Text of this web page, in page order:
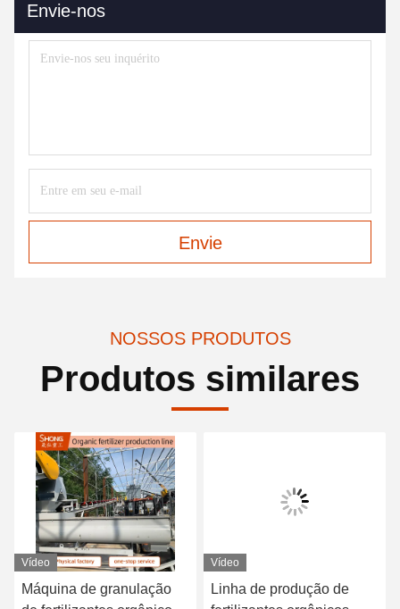
Envie-nos
Envie
NOSSOS PRODUTOS
Produtos similares
Vídeo
Máquina de granulação
Vídeo
Linha de produção de